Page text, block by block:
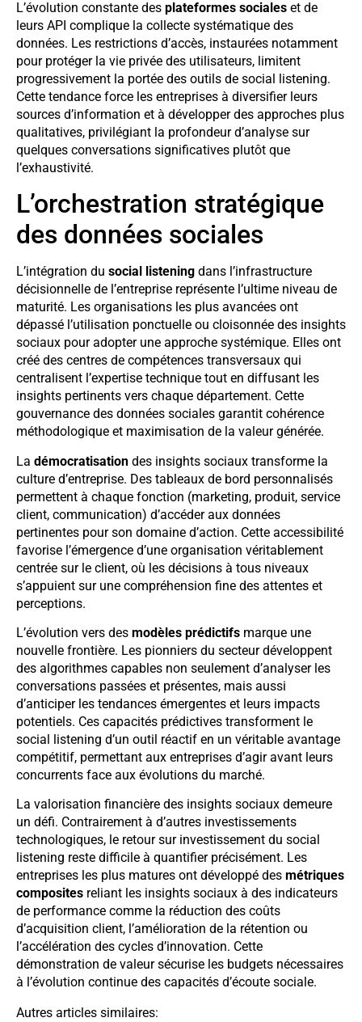
L’évolution constante des plateformes sociales et de
leurs API complique la collecte systématique des
données. Les restrictions d’accès, instaurées notamment
pour protéger la vie privée des utilisateurs, limitent
progressivement la portée des outils de social listening.
Cette tendance force les entreprises à diversifier leurs
sources d’information et à développer des approches plus
qualitatives, privilégiant la profondeur d’analyse sur
quelques conversations significatives plutôt que
l’exhaustivité.
L’orchestration stratégique
des données sociales
L’intégration du social listening dans l’infrastructure
décisionnelle de l’entreprise représente l’ultime niveau de
maturité. Les organisations les plus avancées ont
dépassé l’utilisation ponctuelle ou cloisonnée des insights
sociaux pour adopter une approche systémique. Elles ont
créé des centres de compétences transversaux qui
centralisent l’expertise technique tout en diffusant les
insights pertinents vers chaque département. Cette
gouvernance des données sociales garantit cohérence
méthodologique et maximisation de la valeur générée.
La démocratisation des insights sociaux transforme la
culture d’entreprise. Des tableaux de bord personnalisés
permettent à chaque fonction (marketing, produit, service
client, communication) d’accéder aux données
pertinentes pour son domaine d’action. Cette accessibilité
favorise l’émergence d’une organisation véritablement
centrée sur le client, où les décisions à tous niveaux
s’appuient sur une compréhension fine des attentes et
perceptions.
L’évolution vers des modèles prédictifs marque une
nouvelle frontière. Les pionniers du secteur développent
des algorithmes capables non seulement d’analyser les
conversations passées et présentes, mais aussi
d’anticiper les tendances émergentes et leurs impacts
potentiels. Ces capacités prédictives transforment le
social listening d’un outil réactif en un véritable avantage
compétitif, permettant aux entreprises d’agir avant leurs
concurrents face aux évolutions du marché.
La valorisation financière des insights sociaux demeure
un défi. Contrairement à d’autres investissements
technologiques, le retour sur investissement du social
listening reste difficile à quantifier précisément. Les
entreprises les plus matures ont développé des métriques
composites reliant les insights sociaux à des indicateurs
de performance comme la réduction des coûts
d’acquisition client, l’amélioration de la rétention ou
l’accélération des cycles d’innovation. Cette
démonstration de valeur sécurise les budgets nécessaires
à l’évolution continue des capacités d’écoute sociale.
Autres articles similaires: